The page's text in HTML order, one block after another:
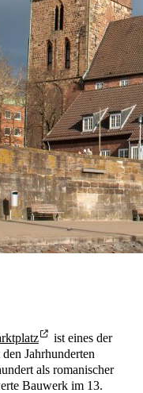
ist eines der
Jahrhunderten
als romanischer
Bauwerk im 13.